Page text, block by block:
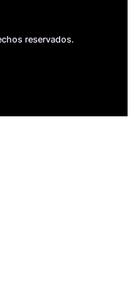
reservados.